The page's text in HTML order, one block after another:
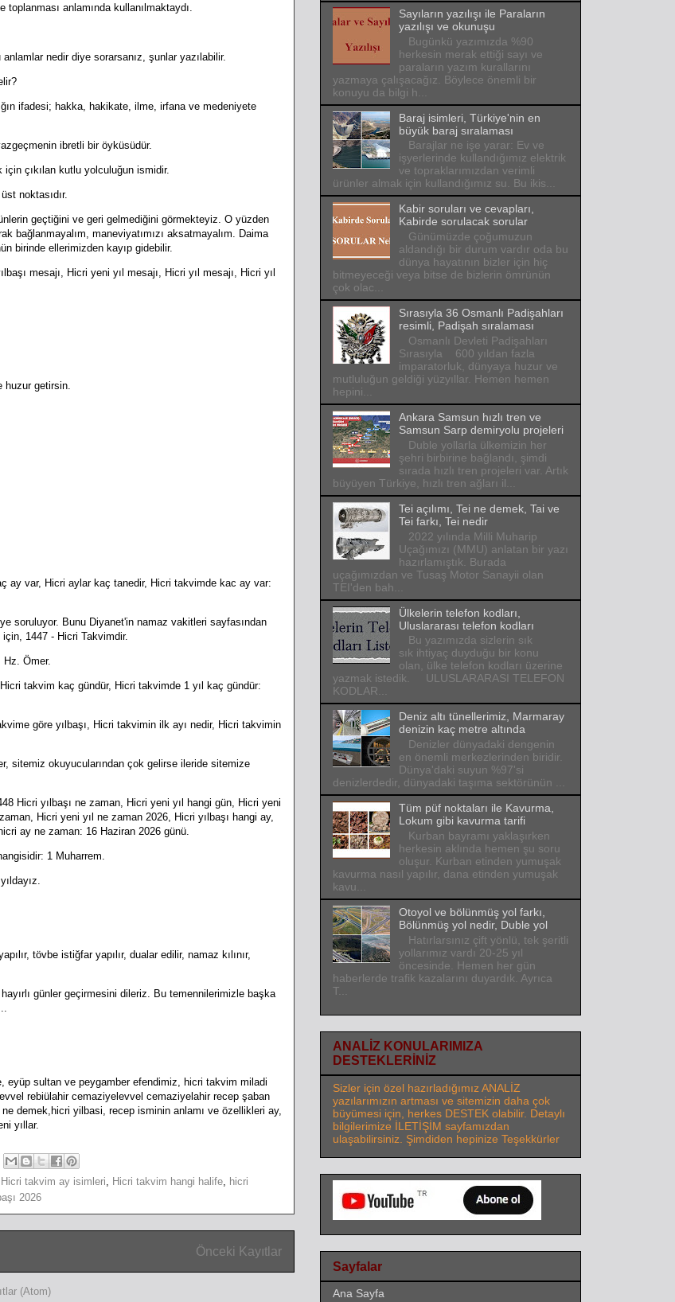
anlamında kullanılmaktaydı.
nedir diye sorarsanız, şunlar yazılabilir.
ifadesi; hakka, hakikate, ilme, irfana ve medeniyete
ibretli bir öyküsüdür.
için çıkılan kutlu yolculuğun ismidir.
noktasıdır.
geçtiğini ve geri gelmediğini görmekteyiz. O yüzden
bağlanmayalım, maneviyatımızı aksatmayalım. Daima
birinde ellerimizden kayıp gidebilir.
mesajı, Hicri yeni yıl mesajı, Hicri yıl mesajı, Hicri yıl
huzur getirsin.
ay var, Hicri aylar kaç tanedir, Hicri takvimde kac ay var:
soruluyor. Bunu Diyanet'in namaz vakitleri sayfasından
1447 - Hicri Takvimdir.
Ömer.
takvim kaç gündür, Hicri takvimde 1 yıl kaç gündür:
göre yılbaşı, Hicri takvimin ilk ayı nedir, Hicri takvimin
sitemiz okuyucularından çok gelirse ileride sitemize
Hicri yılbaşı ne zaman, Hicri yeni yıl hangi gün, Hicri yeni
Hicri yeni yıl ne zaman 2026, Hicri yılbaşı hangi ay,
ay ne zaman: 16 Haziran 2026 günü.
1 Muharrem.
tövbe istiğfar yapılır, dualar edilir, namaz kılınır,
günler geçirmesini dileriz. Bu temennilerimizle başka
sultan ve peygamber efendimiz, hicri takvim miladi
rebiülahir cemaziyelevvel cemaziyelahir recep şaban
demek,hicri yilbasi, recep isminin anlamı ve özellikleri ay,
yıllar.
Hicri takvim ay isimleri Hicri takvim hangi halife
hicri
2026
Önceki Kayıtlar
(Atom)
Sayıların yazılışı ile Paraların
yazılışı ve okunuşu
Bugünkü yazımızda %90
herkesin merak ettiği sayı ve
paraların yazım kurallarını
yazmaya çalışacağız. Böylece önemli bir
konuyu da bilgi h...
Baraj isimleri, Türkiye'nin en
büyük baraj sıralaması
Barajlar ne işe yarar: Ev ve
işyerlerinde kullandığımız elektrik
ve topraklarımızdan verimli
ürünler almak için kullandığımız su. Bu ikis...
Kabir soruları ve cevapları,
Kabirde sorulacak sorular
Günümüzde çoğumuzun
aldandığı bir durum vardır oda bu
dünya hayatının bizler için hiç
bitmeyeceği veya bitse de bizlerin ömrünün
çok olac...
Sırasıyla 36 Osmanlı Padişahları
resimli, Padişah sıralaması
Osmanlı Devleti Padişahları
Sırasıyla 600 yıldan fazla
imparatorluk, dünyaya huzur ve
mutluluğun geldiği yüzyıllar. Hemen hemen
hepini...
Ankara Samsun hızlı tren ve
Samsun Sarp demiryolu projeleri
Duble yollarla ülkemizin her
şehri birbirine bağlandı, şimdi
sırada hızlı tren projeleri var. Artık
büyüyen Türkiye, hızlı tren ağları il...
Tei açılımı, Tei ne demek, Tai ve
Tei farkı, Tei nedir
2022 yılında Milli Muharip
Uçağımızı (MMU) anlatan bir yazı
hazırlamıştık. Burada
uçağımızdan ve Tusaş Motor Sanayii olan
TEI'den bah...
Ülkelerin telefon kodları,
Uluslararası telefon kodları
Bu yazımızda sizlerin sık
sık ihtiyaç duyduğu bir konu
olan, ülke telefon kodları üzerine
yazmak istedik. ULUSLARARASI TELEFON
KODLAR...
Deniz altı tünellerimiz, Marmaray
denizin kaç metre altında
Denizler dünyadaki dengenin
en önemli merkezlerinden biridir.
Dünya'daki suyun %97'si
denizlerdedir, dünyadaki taşıma sektörünün ...
Tüm püf noktaları ile Kavurma,
Lokum gibi kavurma tarifi
Kurban bayramı yaklaşırken
herkesin aklında hemen şu soru
oluşur. Kurban etinden yumuşak
kavurma nasıl yapılır, dana etinden yumuşak
kavu...
Otoyol ve bölünmüş yol farkı,
Bölünmüş yol nedir, Duble yol
Hatırlarsınız çift yönlü, tek şeritli
yollarımız vardı 20-25 yıl
öncesinde. Hemen her gün
haberlerde trafik kazalarını duyardık. Ayrıca
T...
ANALİZ KONULARIMIZA
DESTEKLERİNİZ
Sizler için özel hazırladığımız ANALİZ
yazılarımızın artması ve sitemizin daha çok
büyümesi için, herkes DESTEK olabilir. Detaylı
bilgilerimize İLETİŞİM sayfamızdan
ulaşabilirsiniz. Şimdiden hepinize Teşekkürler
Sayfalar
Ana Sayfa